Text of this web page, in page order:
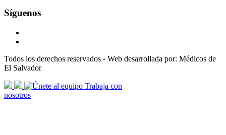
Síguenos
Todos los derechos reservados - Web desarrollada por: Médicos de
El Salvador
scroll
arrow
Trabaja con
nosotros